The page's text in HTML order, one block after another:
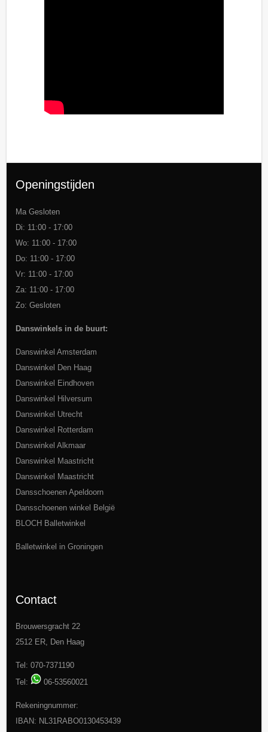
Openingstijden
Ma Gesloten
Di: 11:00 - 17:00
Wo: 11:00 - 17:00
Do: 11:00 - 17:00
Vr: 11:00 - 17:00
Za: 11:00 - 17:00
Zo: Gesloten
Danswinkels in de buurt:
Danswinkel Amsterdam
Danswinkel Den Haag
Danswinkel Eindhoven
Danswinkel Hilversum
Danswinkel Utrecht
Danswinkel Rotterdam
Danswinkel Alkmaar
Danswinkel Maastricht
Danswinkel Maastricht
Dansschoenen Apeldoorn
Dansschoenen winkel België
BLOCH Balletwinkel
Balletwinkel in Groningen
Contact
Brouwersgracht 22
2512 ER, Den Haag
Tel: 070-7371190
Tel:
06-53560021
Rekeningnummer:
IBAN: NL31RABO0130453439